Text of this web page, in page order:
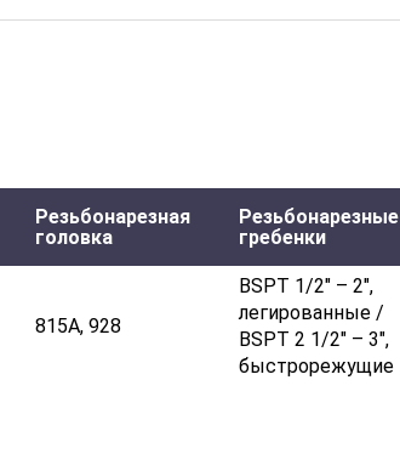
Резьбонарезная
головка
Резьбонарезные
гребенки
815А, 928
BSPT 1/2" – 2",
легированные /
BSPT 2 1/2" – 3",
быстрорежущие